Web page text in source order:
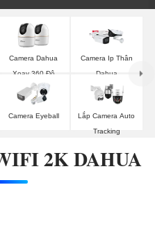
Camera Dahua
Xoay 360 Độ
Camera Ip Thân
Dahua
Camera Eyeball
Lắp Camera Auto
Tracking
2K DAHUA